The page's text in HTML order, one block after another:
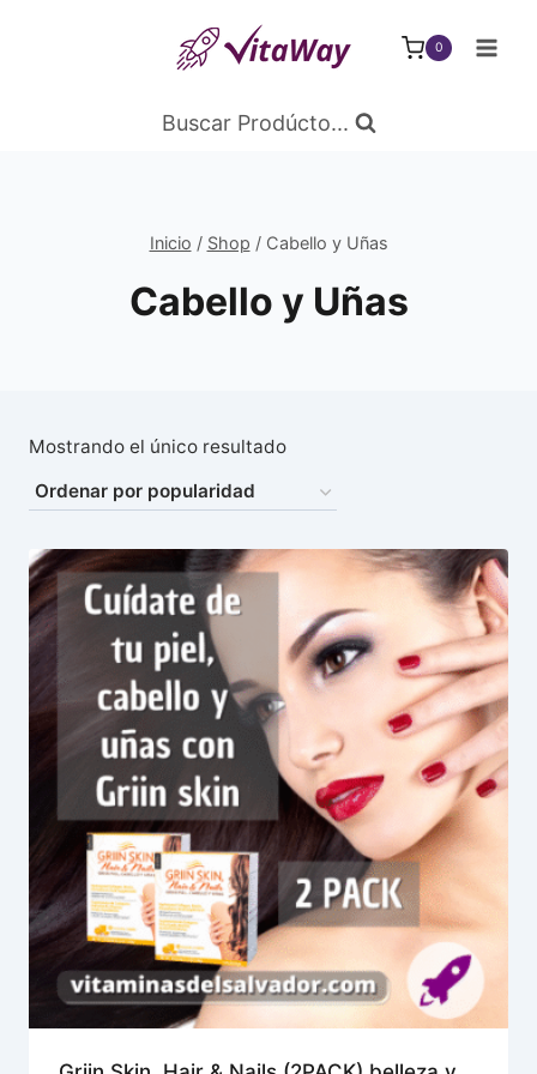
0
Buscar Prodúcto...
Inicio / Shop / Cabello y Uñas
Cabello y Uñas
Mostrando el único resultado